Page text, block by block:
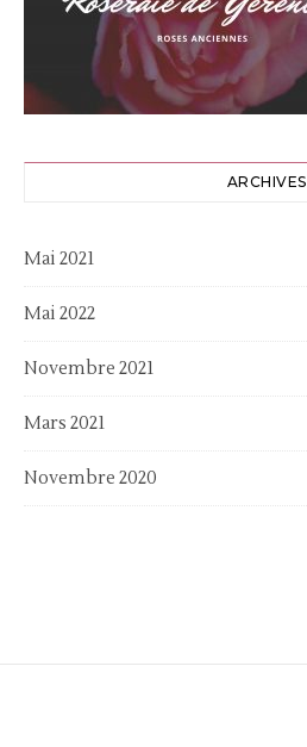
ARCHIVES
Mai 2021
Mai 2022
Novembre 2021
Mars 2021
Novembre 2020